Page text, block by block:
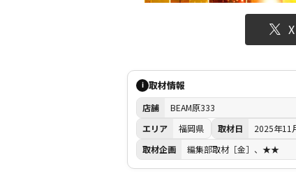
X
i 取材情報
店舗
BEAM原333
エリア
福岡県 取材日
2025年11
取材企画
編集部取材［金］、★★